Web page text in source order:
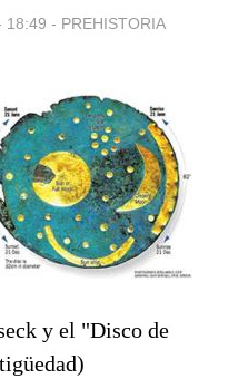
18:49 - PREHISTORIA
y el "Disco de